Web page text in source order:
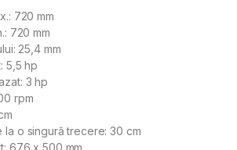
720 mm
720 mm
25,4 mm
5,5 hp
3 hp
rpm
la o singură trecere: 30 cm
676 x 500 mm